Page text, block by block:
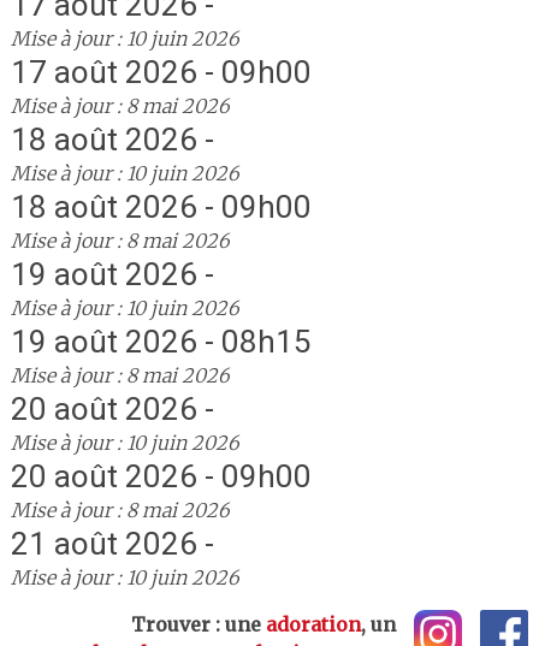
Mise à jour : 10 juin 2026
17 août 2026 - 09h00
Mise à jour : 8 mai 2026
18 août 2026 -
Mise à jour : 10 juin 2026
18 août 2026 - 09h00
Mise à jour : 8 mai 2026
19 août 2026 -
Mise à jour : 10 juin 2026
19 août 2026 - 08h15
Mise à jour : 8 mai 2026
20 août 2026 -
Mise à jour : 10 juin 2026
20 août 2026 - 09h00
Mise à jour : 8 mai 2026
21 août 2026 -
Mise à jour : 10 juin 2026
Trouver : une adoration, un